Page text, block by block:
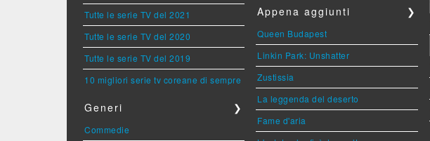
Tutte le serie TV del 2021
Tutte le serie TV del 2020
Tutte le serie TV del 2019
10 migliori serie tv coreane di sempre
Generi ❯
Commedie
Appena aggiunti ❯
Queen Budapest
Linkin Park: Unshatter
Zustissia
La leggenda del deserto
Fame d'aria